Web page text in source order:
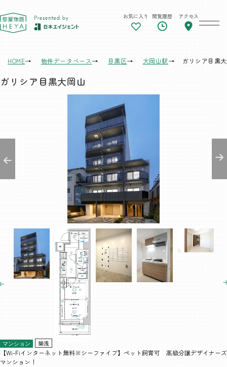
東京 部屋物語 お気に入り 閲覧履歴 アクセス
HOME 物件データベース 目黒区 大岡山駅 ガリシア目黒
ガリシア目黒大岡山
マンション 築浅
【Wi-Fiインターネット無料※シーファイブ】ペット飼育可 高級分譲デザイナーズ
マンション！